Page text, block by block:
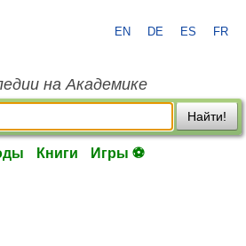
EN DE ES FR
на Академике
Найти!
Книги Игры ⚽